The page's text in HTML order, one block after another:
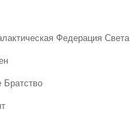
Федерация Света